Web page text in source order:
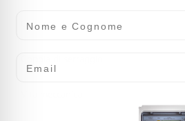
Capacità dei terminali